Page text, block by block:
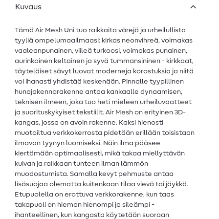
Kuvaus
Tämä Air Mesh Uni tuo raikkaita värejä ja urheilullista
tyyliä ompelumaailmaasi: kirkas neonvihreä, voimakas
vaaleanpunainen, viileä turkoosi, voimakas punainen,
aurinkoinen keltainen ja syvä tummansininen - kirkkaat,
täyteläiset sävyt luovat moderneja korostuksia ja niitä
voi ihanasti yhdistää keskenään. Pinnalle tyypillinen
hunajakennorakenne antaa kankaalle dynaamisen,
teknisen ilmeen, joka tuo heti mieleen urheiluvaatteet
ja suorituskykyiset tekstiilit. Air Mesh on erityinen 3D-
kangas, jossa on avoin rakenne. Kaksi hienosti
muotoiltua verkkokerrosta pidetään erillään toisistaan
ilmavan tyynyn luomiseksi. Näin ilma pääsee
kiertämään optimaalisesti, mikä takaa miellyttävän
kuivan ja raikkaan tunteen ilman lämmön
muodostumista. Samalla kevyt pehmuste antaa
lisäsuojaa olematta kuitenkaan tilaa vievä tai jäykkä.
Etupuolella on erottuva verkkorakenne, kun taas
takapuoli on hieman hienompi ja sileämpi -
ihanteellinen, kun kangasta käytetään suoraan